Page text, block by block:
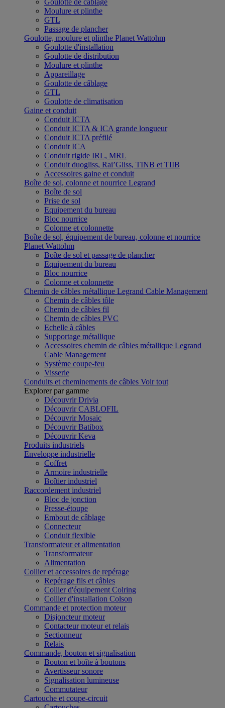
Goulotte de câblage
Moulure et plinthe
GTL
Passage de plancher
Goulotte, moulure et plinthe Planet Wattohm
Goulotte d'installation
Goulotte de distribution
Moulure et plinthe
Appareillage
Goulotte de câblage
GTL
Goulotte de climatisation
Gaine et conduit
Conduit ICTA
Conduit ICTA & ICA grande longueur
Conduit ICTA préfilé
Conduit ICA
Conduit rigide IRL, MRL
Conduit duogliss, Rai’Gliss, TINB et TIIB
Accessoires gaine et conduit
Boîte de sol, colonne et nourrice Legrand
Boîte de sol
Prise de sol
Equipement du bureau
Bloc nourrice
Colonne et colonnette
Boîte de sol, équipement de bureau, colonne et nourrice
Planet Wattohm
Boîte de sol et passage de plancher
Equipement du bureau
Bloc nourrice
Colonne et colonnette
Chemin de câbles métallique Legrand Cable Management
Chemin de câbles tôle
Chemin de câbles fil
Chemin de câbles PVC
Echelle à câbles
Supportage métallique
Accessoires chemin de câbles métallique Legrand
Cable Management
Système coupe-feu
Visserie
Conduits et cheminements de câbles Voir tout
Explorer par gamme
Découvrir Drivia
Découvrir CABLOFIL
Découvrir Mosaic
Découvrir Batibox
Découvrir Keva
Produits industriels
Enveloppe industrielle
Coffret
Armoire industrielle
Boîtier industriel
Raccordement industriel
Bloc de jonction
Presse-étoupe
Embout de câblage
Connecteur
Conduit flexible
Transformateur et alimentation
Transformateur
Alimentation
Collier et accessoires de repérage
Repérage fils et câbles
Collier d'équipement Colring
Collier d'installation Colson
Commande et protection moteur
Disjoncteur moteur
Contacteur moteur et relais
Sectionneur
Relais
Commande, bouton et signalisation
Bouton et boîte à boutons
Avertisseur sonore
Signalisation lumineuse
Commutateur
Cartouche et coupe-circuit